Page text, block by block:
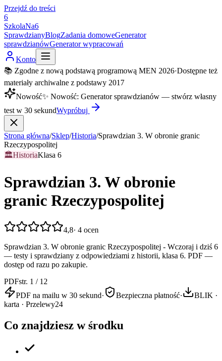
Przejdź do treści
6
SzkolaNa6
SprawdzianyBlogZadania domoweGenerator
sprawdzianówGenerator wypracowań
Konto
📚 Zgodne z nową podstawą programową MEN 2026·Dostępne też
materiały archiwalne z podstawy 2017
Nowość✨ Nowość: Generator sprawdzianów — stwórz własny
test w 30 sekundWypróbuj
Strona główna/Sklep/Historia/Sprawdzian 3. W obronie granic
Rzeczypospolitej
🏛️HistoriaKlasa 6
Sprawdzian 3. W obronie
granic Rzeczypospolitej
4,8· 4 ocen
Sprawdzian 3. W obronie granic Rzeczypospolitej - Wczoraj i dziś 6
— testy i sprawdziany z odpowiedziami z historii, klasa 6. PDF —
dostęp od razu po zakupie.
PDFstr. 1 / 12
PDF na mailu w 30 sekund· Bezpieczna płatność·
BLIK ·
karta · Przelewy24
Co znajdziesz w środku